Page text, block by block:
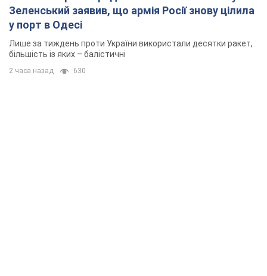
Зеленський заявив, що армія Росії знову цілила
у порт в Одесі
Лише за тиждень проти України використали десятки ракет,
більшість із яких – балістичні
2 часа назад 630